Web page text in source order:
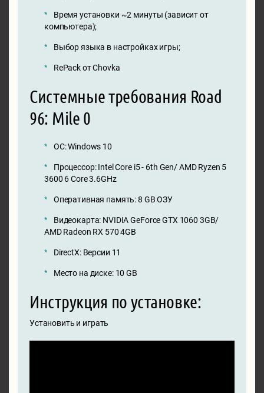
Время установки ~2 минуты (зависит от
компьютера);
Выбор языка в настройках игры;
RePack от Chovka
Системные требования Road
96: Mile 0
ОС: Windows 10
Процессор: Intel Core i5 - 6th Gen/ AMD Ryzen 5
3600 6 Core 3.6GHz
Оперативная память: 8 GB ОЗУ
Видеокарта: NVIDIA GeForce GTX 1060 3GB/
AMD Radeon RX 570 4GB
DirectX: Версии 11
Место на диске: 10 GB
Инструкция по установке:
Установить и играть